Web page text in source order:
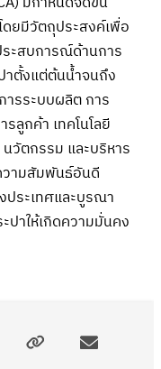
ยมีวัตถุประสงค์เพื่อ
ะสบการณ์ด้านการ
าตั้งแต่ต้นน้ำจนถึง
รระบบผลิต การ
ลูกค้า เทคโนโลยี
วัตกรรม และบริหาร
วามสัมพันธ์อันดี
ประเทศและบูรณา
าให้เกิดความมั่นคง